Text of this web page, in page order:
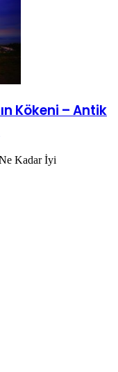
Kökeni – Antik
Ne Kadar İyi